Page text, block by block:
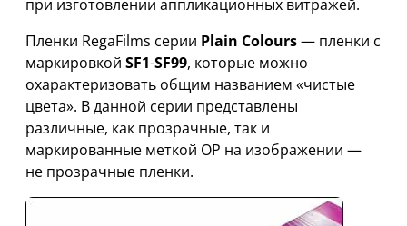
при изготовлении аппликационных витражей.
Пленки RegaFilms серии Plain Colours— пленки с
маркировкой SF1-SF99, которые можно
охарактеризовать общим названием «чистые
цвета». В данной серии представлены
различные, как прозрачные, так и
маркированные меткой OP на изображении —
не прозрачные пленки.